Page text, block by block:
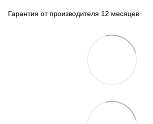
Гарантия от производителя 12 месяцев